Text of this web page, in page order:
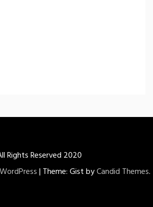
Rights Reserved 2020
| Theme: Gist byCandid Themes.